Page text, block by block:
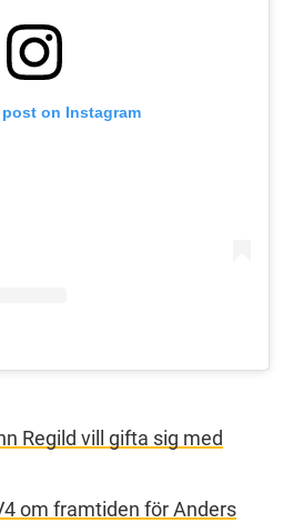
on Instagram
Regild vill gifta sig med
om framtiden för Anders